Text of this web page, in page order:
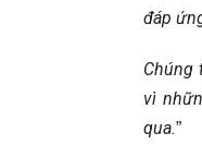
đáp
Chúng
vì
qua.”